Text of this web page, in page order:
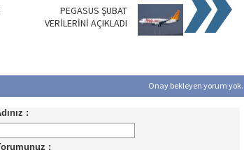
PEGASUS ŞUBAT
VERİLERİNİ AÇIKLADI
Onay bekleyen yorum yok.